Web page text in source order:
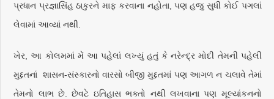
પ્રધાન પ્રજ્ઞાસિંહ ઠાકુરને માફ કરવાના નહોતા, પણ હજુ સુધી કોઈ પગલાં
લેવામાં આવ્યાં નથી.
ખેર, આ કોલમમાં મેં આ પહેલાં લખ્યું હતું કે નરેન્દ્ર મોદી તેમની પહેલી
મુદ્દતનાં શાસન-સંસ્કારનો વારસો બીજી મુદ્દતમાં પણ આગળ ન ચલાવે તેમાં
તેમનો લાભ છે. છેવટે ઇતિહાસ ભક્તો નથી લખવાના પણ મૂલ્યાંકનનો